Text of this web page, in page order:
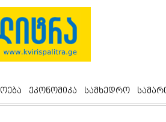
ეკონომიკა სამხედრო